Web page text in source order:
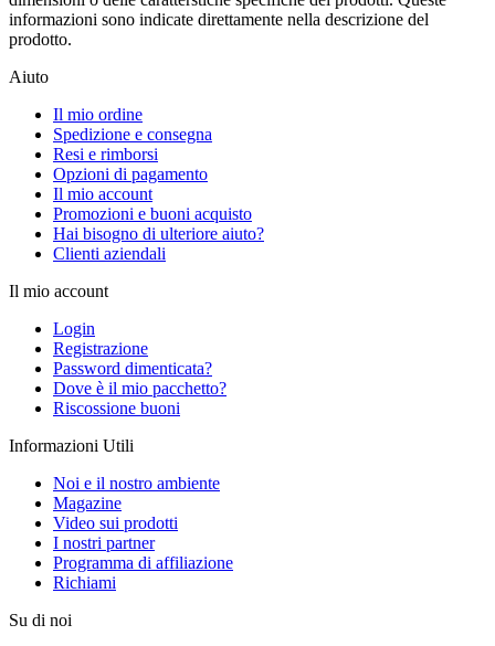
informazioni sono indicate direttamente nella descrizione del
prodotto.
Aiuto
Il mio ordine
Spedizione e consegna
Resi e rimborsi
Opzioni di pagamento
Il mio account
Promozioni e buoni acquisto
Hai bisogno di ulteriore aiuto?
Clienti aziendali
Il mio account
Login
Registrazione
Password dimenticata?
Dove è il mio pacchetto?
Riscossione buoni
Informazioni Utili
Noi e il nostro ambiente
Magazine
Video sui prodotti
I nostri partner
Programma di affiliazione
Richiami
Su di noi